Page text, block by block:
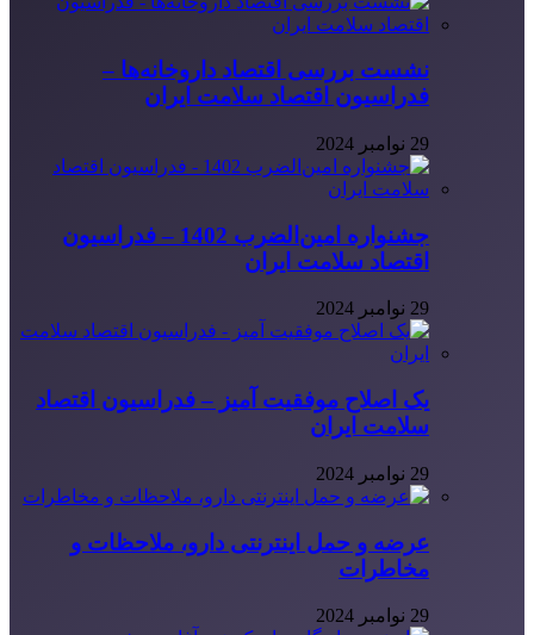
نشست بررسی اقتصاد داروخانه‌ها –
فدراسیون اقتصاد سلامت ایران
29 نوامبر 2024
جشنواره امین‌الضرب 1402 – فدراسیون
اقتصاد سلامت ایران
29 نوامبر 2024
یک اصلاح موفقیت آمیز – فدراسیون اقتصاد
سلامت ایران
29 نوامبر 2024
عرضه و حمل اینترنتی دارو، ملاحظات و
مخاطرات
29 نوامبر 2024